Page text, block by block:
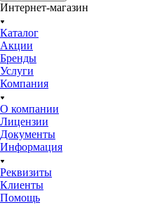
Интернет-магазин
Каталог
Акции
Бренды
Услуги
Компания
О компании
Лицензии
Документы
Информация
Реквизиты
Клиенты
Помощь